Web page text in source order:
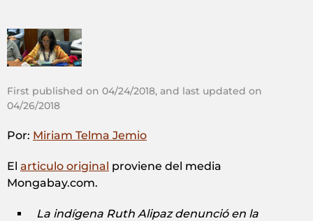
First published on 04/24/2018, and last updated on
04/26/2018
Por: Miriam Telma Jemio
El articulo original proviene del media
Mongabay.com.
La indígena Ruth Alipaz denunció en la